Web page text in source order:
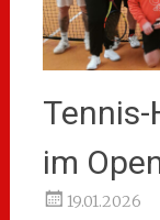
im
19.01.2026